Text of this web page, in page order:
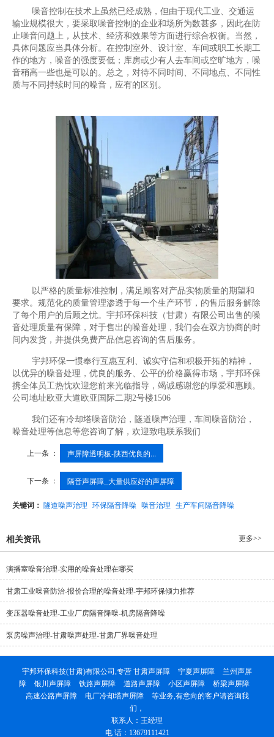
噪音控制在技术上虽然已经成熟，但由于现代工业、交通运
输业规模很大，要采取噪音控制的企业和场所为数甚多，因此在防
止噪音问题上，从技术、经济和效果等方面进行综合权衡。当然，
具体问题应当具体分析。在控制室外、设计室、车间或职工长期工
作的地方，噪音的强度要低；库房或少有人去车间或空旷地方，噪
音稍高一些也是可以的。总之，对待不同时间、不同地点、不同性
质与不同持续时间的噪音，应有的区别。
以严格的质量标准控制，满足顾客对产品实物质量的期望和
要求。规范化的质量管理渗透于每一个生产环节，的售后服务解除
了每个用户的后顾之忧。宇邦环保科技（甘肃）有限公司出售的噪
音处理质量有保障，对于售出的噪音处理，我们会在双方协商的时
间内发货，并提供免费产品信息咨询的售后服务。
宇邦环保一惯奉行互惠互利、诚实守信和积极开拓的精神，
以优异的噪音处理，优良的服务、公平的价格赢得市场，宇邦环保
携全体员工热忱欢迎您前来光临指导，竭诚感谢您的厚爱和惠顾。
公司地址欧亚大道欧亚国际二期2号楼1506
我们还有冷却塔噪音防治，隧道噪声治理，车间噪音防治，
噪音处理等信息等您咨询了解，欢迎致电联系我们
上一条 ： 声屏障透明板-陕西优良的...
下一条 ： 隔音声屏障_大量供应好的声屏障
关键词： 隧道噪声治理 环保隔音降噪 噪音治理 生产车间隔音降噪
相关资讯 更多>>
演播室噪音治理-实用的噪音处理在哪买
甘肃工业噪音防治-报价合理的噪音处理-宇邦环保倾力推荐
变压器噪音处理-工业厂房隔音降噪-机房隔音降噪
泵房噪声治理-甘肃噪声处理-甘肃厂界噪音处理
宇邦环保科技(甘肃)有限公司,专营 甘肃声屏障 宁夏声屏障
兰州声屏
障
银川声屏障 铁路声屏障 道路声屏障 小区声屏障
桥梁声屏障
高速公路声屏障
电厂冷却塔声屏障
等业务,有意向的客户请咨询我
们，
联系人：王经理
电 话：13679111421